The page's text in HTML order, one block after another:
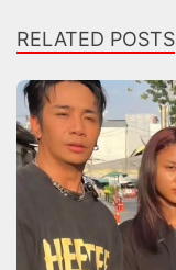
RELATED POSTS